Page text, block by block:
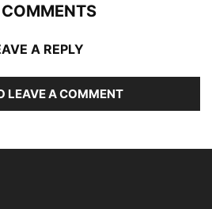
A REPLY
LEAVE A COMMENT